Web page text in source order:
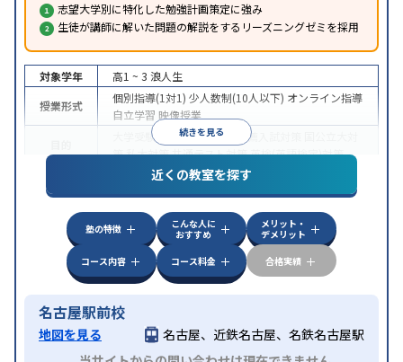
志望大学別に特化した勉強計画策定に強み
生徒が講師に解いた問題の解説をするリーズニングゼミを採用
続きを見る
対象学年 高1 ~ 3 浪人生
授業形式
個別指導(1対1) 少人数制(10人以下) オンライン指導
自立学習 映像授業
大学受験 学習習慣の定着 推薦入試対策
策私大対策共通テスト対策英検(英語検定)対策
学習にPC・タブレットを利用
目から受講可能季節講習のみの受講可自習室あり
近くの教室を探す
塾の特徴
こんな人に
おすすめ
メリット・
デメリット
コース内容
コース料金 合格実績
名古屋駅前校
地図を見る
名古屋、近鉄名古屋、名鉄名古屋駅